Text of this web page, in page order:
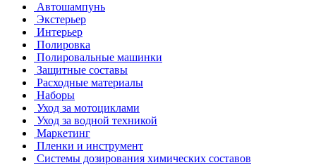
Автошампунь
Экстерьер
Интерьер
Полировка
Полировальные машинки
Защитные составы
Расходные материалы
Наборы
Уход за мотоциклами
Уход за водной техникой
Маркетинг
Пленки и инструмент
Системы дозирования химических составов